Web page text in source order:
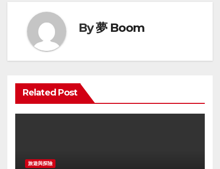
By夢 Boom
Related Post
旅遊與探險